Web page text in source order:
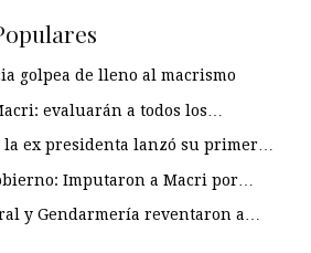
golpea de lleno al macrismo
evaluarán a todos los…
ex presidenta lanzó su primer…
Imputaron a Macri por…
y Gendarmería reventaron a…